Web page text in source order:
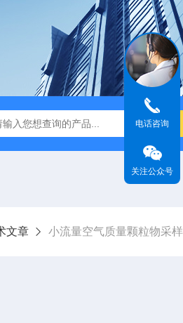
头称重系统 RGK-300容广便
文章 小流量空气质量颗粒物采
电话咨询
关注公众号